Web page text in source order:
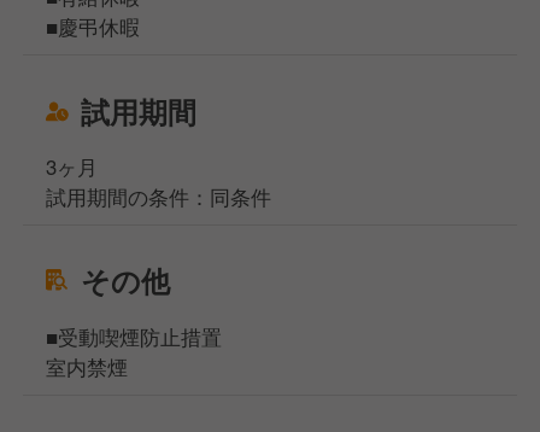
■慶弔休暇
試用期間
3ヶ月
試用期間の条件：同条件
その他
■受動喫煙防止措置
室内禁煙